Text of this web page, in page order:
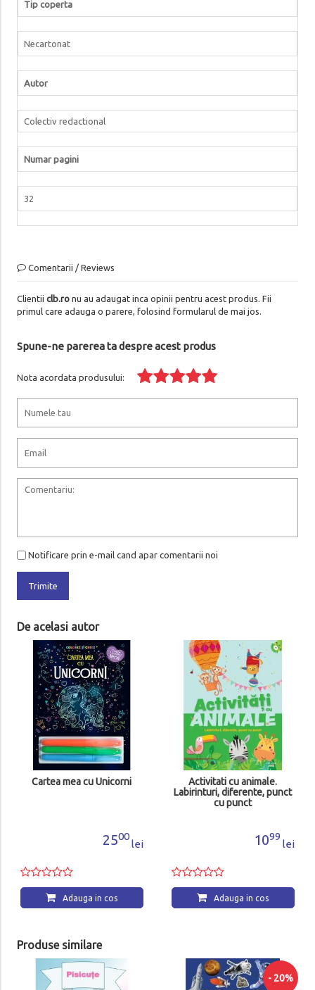
Tip coperta
Necartonat
Autor
Colectiv redactional
Numar pagini
32
Comentarii / Reviews
Clientii clb.ronu au adaugat inca opinii pentru acest produs. Fii
primul care adauga o parere, folosind formularul de mai jos.
Spune-ne parerea ta despre acest produs
Nota acordata produsului:
Notificare prin e-mail cand apar comentarii noi
Trimite
De acelasi autor
Cartea mea cu Unicorni
2500
lei
Adauga in cos
Activitati cu animale.
Labirinturi, diferente, punct
cu punct
1099
lei
Adauga in cos
Produse similare
- 20%